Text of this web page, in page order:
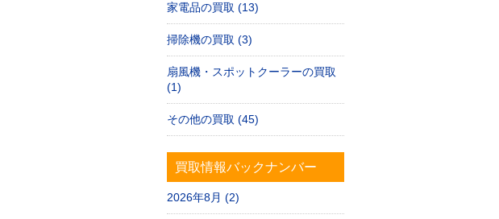
家電品の買取 (13)
掃除機の買取 (3)
扇風機・スポットクーラーの買取
(1)
その他の買取 (45)
買取情報バックナンバー
2026年8月 (2)